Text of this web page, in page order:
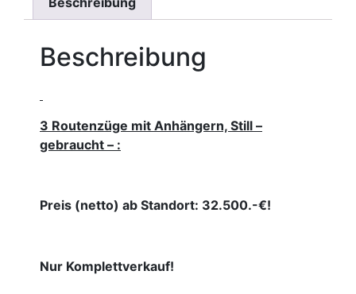
Beschreibung
3 Routenzüge mit Anhängern, Still –
gebraucht – :
Preis (netto) ab Standort: 32.500.-€!
Nur Komplettverkauf!